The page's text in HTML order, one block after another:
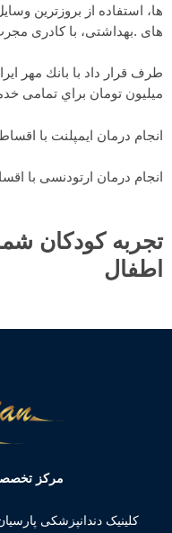
ها، استفاده از بروزترین
های .بهداشتی، با کادری
ميليون تومان براي تمامی
انجام درمان ايمپلنت با
انجام درمان ارتودنسی با
تجربه کودکان
اطفال
مرکز
کلینیک دندانپزشکی